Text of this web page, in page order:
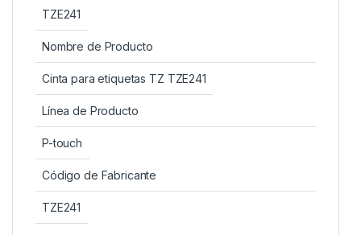
TZE241
Nombre de Producto
Cinta para etiquetas TZ TZE241
Línea de Producto
P-touch
Código de Fabricante
TZE241